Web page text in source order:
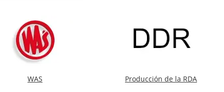
WAS Producción de la RDA